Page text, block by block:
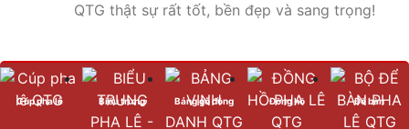
QTG thật sự rất tốt, bền đẹp và sang trọng!
Ngô Thị Bích
27/11/2025
Cúp pha lê Biểu trưng Bảng gỗ đồng Đồng hồ Để bàn